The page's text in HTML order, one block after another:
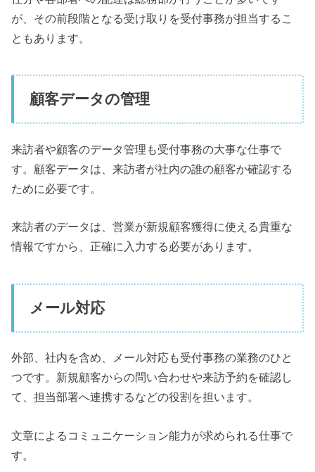
が、その前段階となる受け取りを受付事務が担当するこ
ともあります。
顧客データの管理
来訪者や顧客のデータ管理も受付事務の大事な仕事で
す。顧客データは、来訪者が社内の誰の顧客か確認する
ために必要です。
来訪者のデータは、営業が新規顧客獲得に使える貴重な
情報ですから、正確に入力する必要があります。
メール対応
外部、社内を含め、メール対応も受付事務の業務のひと
つです。新規顧客からの問い合わせや来訪予約を確認し
て、担当部署へ連携するなどの役割を担います。
文章によるコミュニケーション能力が求められる仕事で
す。